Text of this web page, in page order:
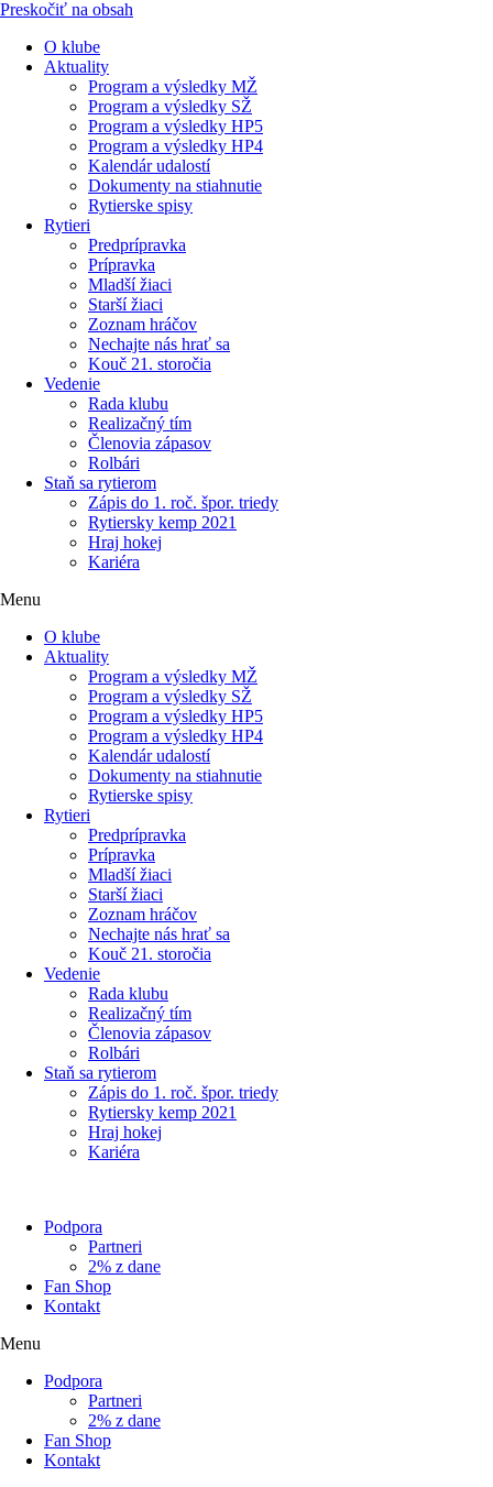
Preskočiť na obsah
O klube
Aktuality
Program a výsledky MŽ
Program a výsledky SŽ
Program a výsledky HP5
Program a výsledky HP4
Kalendár udalostí
Dokumenty na stiahnutie
Rytierske spisy
Rytieri
Predprípravka
Prípravka
Mladší žiaci
Starší žiaci
Zoznam hráčov
Nechajte nás hrať sa
Kouč 21. storočia
Vedenie
Rada klubu
Realizačný tím
Členovia zápasov
Rolbári
Staň sa rytierom
Zápis do 1. roč. špor. triedy
Rytiersky kemp 2021
Hraj hokej
Kariéra
Menu
O klube
Aktuality
Program a výsledky MŽ
Program a výsledky SŽ
Program a výsledky HP5
Program a výsledky HP4
Kalendár udalostí
Dokumenty na stiahnutie
Rytierske spisy
Rytieri
Predprípravka
Prípravka
Mladší žiaci
Starší žiaci
Zoznam hráčov
Nechajte nás hrať sa
Kouč 21. storočia
Vedenie
Rada klubu
Realizačný tím
Členovia zápasov
Rolbári
Staň sa rytierom
Zápis do 1. roč. špor. triedy
Rytiersky kemp 2021
Hraj hokej
Kariéra
Podpora
Partneri
2% z dane
Fan Shop
Kontakt
Menu
Podpora
Partneri
2% z dane
Fan Shop
Kontakt